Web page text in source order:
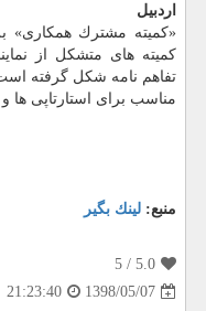
اردبیل
«كمیته مشترك همكاری»
كمیته های متشكل از
تفاهم نامه شكل گرفته
مناسب برای استارتاپی ها و
منبع: لینك بگیر
5.0
/ 5
1398/05/07
21:23:40